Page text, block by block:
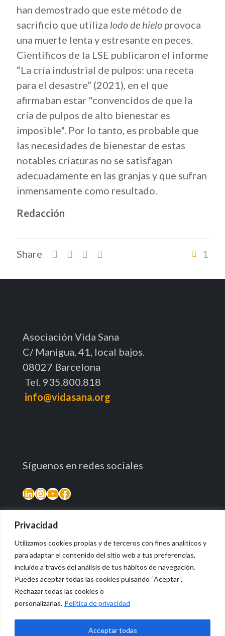
Privacidad
Utilizamos cookies propias y de terceros con fines analíticos y
para adaptar el contenido del sitio web a tus preferencias,
incluido a través del análisis de tus hábitos de navegación.
Puedes aceptar todas las cookies pulsando “Aceptar”,
Rechazar todas las cookies o
personalizarlas. Política de privacidad
Acceptar todas
han demostrado que este método de
sacrificio que utiliza lodo de hielo provoca
una muerte lenta y estresante en peces.
Científicos de la LSE publicaron el informe
“La cría industrial de pulpos: una receta
para el desastre” (2021), en el que
afirmaban estar "convencidos de que la
cría de pulpos de alto bienestar es
imposible". Por lo tanto, es probable que
las necesidades de bienestar de estas
notables criaturas no se satisfagan
adecuadamente en las granjas y que sufran
inmensamente como resultado.
Redacción
Share 1
Asociación Vida Sana
C/ Manigua, 41, local bajos.
08027 Barcelona
Tel. 935.800.818
info@vidasana.org
Síguenos en redes sociales
LinkedIn
Instagram
YouTube
Facebook
© 2026 Vidasana | All Rights Reserved
Aviso legal
Política de privacidad
Política de devolución monetaria